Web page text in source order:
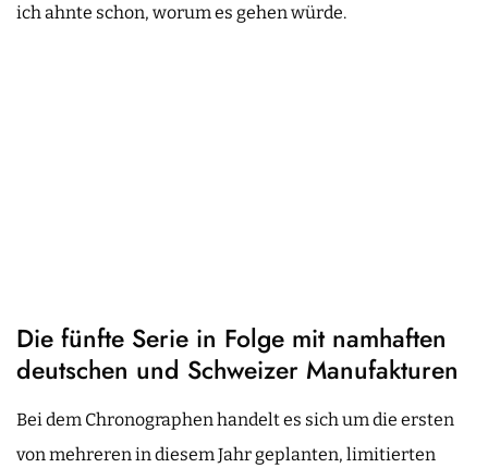
ich ahnte schon, worum es gehen würde.
Die fünfte Serie in Folge mit namhaften
deutschen und Schweizer Manufakturen
Bei dem Chronographen handelt es sich um die ersten
von mehreren in diesem Jahr geplanten, limitierten